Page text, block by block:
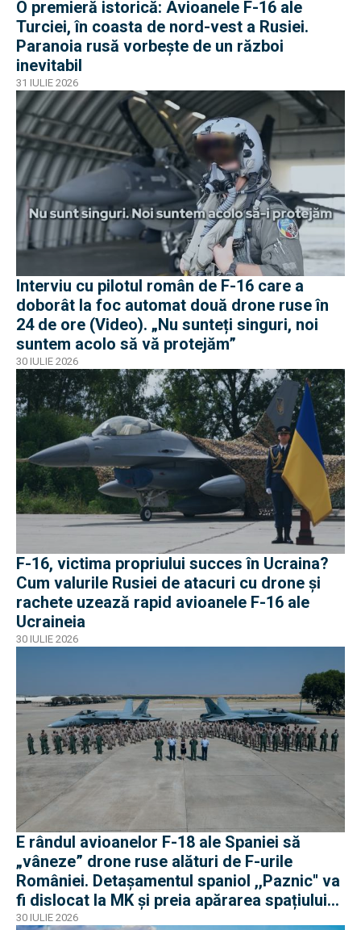
O premieră istorică: Avioanele F-16 ale
Turciei, în coasta de nord-vest a Rusiei.
Paranoia rusă vorbește de un război
inevitabil
31 IULIE 2026
Interviu cu pilotul român de F-16 care a
doborât la foc automat două drone ruse în
24 de ore (Video). „Nu sunteți singuri, noi
suntem acolo să vă protejăm”
30 IULIE 2026
F-16, victima propriului succes în Ucraina?
Cum valurile Rusiei de atacuri cu drone și
rachete uzează rapid avioanele F-16 ale
Ucraineia
30 IULIE 2026
E rândul avioanelor F-18 ale Spaniei să
„vâneze” drone ruse alături de F-urile
României. Detașamentul spaniol ,,Paznic'' va
fi dislocat la MK și preia apărarea spațiului
aerian românesc
30 IULIE 2026